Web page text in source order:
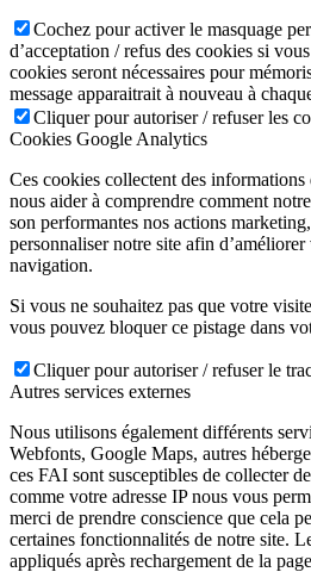
Cochez pour activer le masquage
d’acceptation / refus des cookies si
cookies seront nécessaires pour
message apparaitrait à nouveau à
Cliquer pour autoriser / refuser les
Cookies Google Analytics
Ces cookies collectent des
nous aider à comprendre comment
son performantes nos actions
personnaliser notre site afin
navigation.
Si vous ne souhaitez pas que votre
vous pouvez bloquer ce pistage dans
Cliquer pour autoriser / refuser le
Autres services externes
Nous utilisons également différents
Webfonts, Google Maps, autres
ces FAI sont susceptibles de collecter
comme votre adresse IP nous vous
merci de prendre conscience que cela
certaines fonctionnalités de notre site.
appliqués après rechargement de la